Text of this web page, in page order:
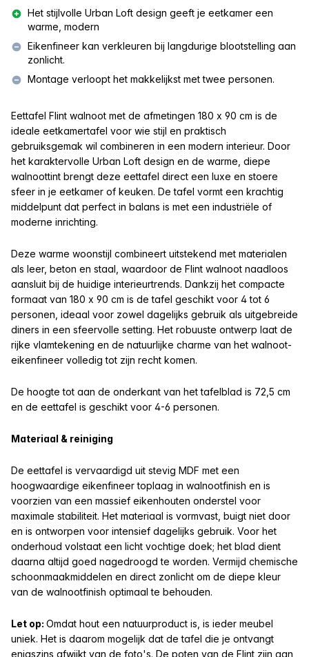
Het stijlvolle Urban Loft design geeft je eetkamer een
warme, modern
Eikenfineer kan verkleuren bij langdurige blootstelling aan
zonlicht.
Montage verloopt het makkelijkst met twee personen.
Eettafel Flint walnoot met de afmetingen 180 x 90 cm is de
ideale eetkamertafel voor wie stijl en praktisch
gebruiksgemak wil combineren in een modern interieur. Door
het karaktervolle Urban Loft design en de warme, diepe
walnoottint brengt deze eettafel direct een luxe en stoere
sfeer in je eetkamer of keuken. De tafel vormt een krachtig
middelpunt dat perfect in balans is met een industriële of
moderne inrichting.
Deze warme woonstijl combineert uitstekend met materialen
als leer, beton en staal, waardoor de Flint walnoot naadloos
aansluit bij de huidige interieurtrends. Dankzij het compacte
formaat van 180 x 90 cm is de tafel geschikt voor 4 tot 6
personen, ideaal voor zowel dagelijks gebruik als uitgebreide
diners in een sfeervolle setting. Het robuuste ontwerp laat de
rijke vlamtekening en de natuurlijke charme van het walnoot-
eikenfineer volledig tot zijn recht komen.
De hoogte tot aan de onderkant van het tafelblad is 72,5 cm
en de eettafel is geschikt voor 4-6 personen.
Materiaal & reiniging
De eettafel is vervaardigd uit stevig MDF met een
hoogwaardige eikenfineer toplaag in walnootfinish en is
voorzien van een massief eikenhouten onderstel voor
maximale stabiliteit. Het materiaal is vormvast, buigt niet door
en is ontworpen voor intensief dagelijks gebruik. Voor het
onderhoud volstaat een licht vochtige doek; het blad dient
daarna altijd goed nagedroogd te worden. Vermijd chemische
schoonmaakmiddelen en direct zonlicht om de diepe kleur
van de walnootfinish optimaal te behouden.
Let op: Omdat hout een natuurproduct is, is ieder meubel
uniek. Het is daarom mogelijk dat de tafel die je ontvangt
enigszins afwijkt van de foto's. De poten van de Flint zijn aan